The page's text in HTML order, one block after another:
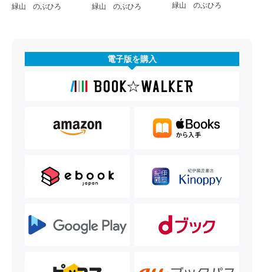
緑山 のぶひろ
緑山 のぶひろ
緑山 のぶひろ
電子版を購入